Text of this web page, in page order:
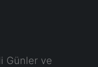
Günler ve